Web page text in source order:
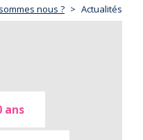
nous ? Actualités
ans